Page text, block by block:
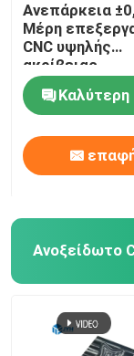
Ανεπάρκεια
Μέρη
CNC υψηλής
ακρίβειας
Καλύτερη